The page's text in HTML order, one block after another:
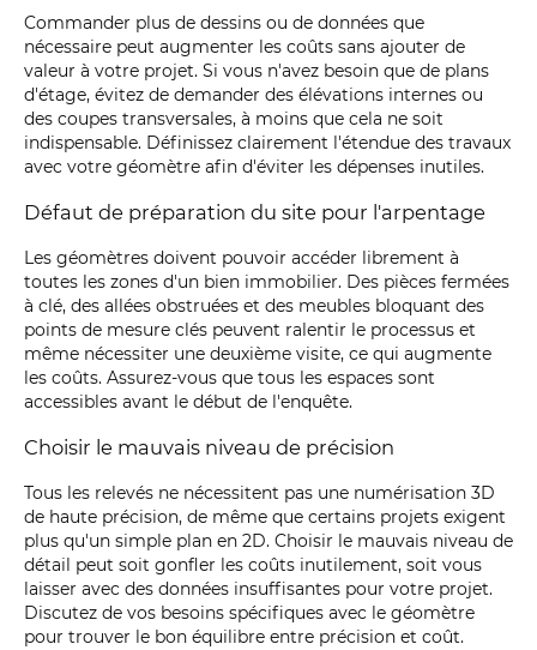
Commander plus de dessins ou de données que
nécessaire peut augmenter les coûts sans ajouter de
valeur à votre projet. Si vous n'avez besoin que de plans
d'étage, évitez de demander des élévations internes ou
des coupes transversales, à moins que cela ne soit
indispensable. Définissez clairement l'étendue des travaux
avec votre géomètre afin d'éviter les dépenses inutiles.
Défaut de préparation du site pour l'arpentage
Les géomètres doivent pouvoir accéder librement à
toutes les zones d'un bien immobilier. Des pièces fermées
à clé, des allées obstruées et des meubles bloquant des
points de mesure clés peuvent ralentir le processus et
même nécessiter une deuxième visite, ce qui augmente
les coûts. Assurez-vous que tous les espaces sont
accessibles avant le début de l'enquête.
Choisir le mauvais niveau de précision
Tous les relevés ne nécessitent pas une numérisation 3D
de haute précision, de même que certains projets exigent
plus qu'un simple plan en 2D. Choisir le mauvais niveau de
détail peut soit gonfler les coûts inutilement, soit vous
laisser avec des données insuffisantes pour votre projet.
Discutez de vos besoins spécifiques avec le géomètre
pour trouver le bon équilibre entre précision et coût.